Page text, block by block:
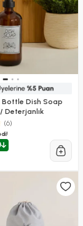
Bottle Dish Soap
Deterjanlık
(6)